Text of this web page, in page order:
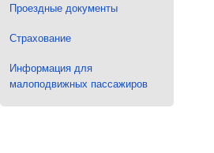
Проездные документы
Страхование
Информация для
малоподвижных пассажиров